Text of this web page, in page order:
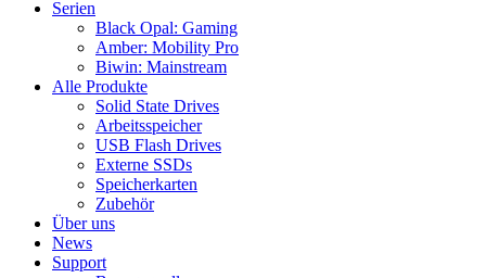
Serien
Black Opal: Gaming
Amber: Mobility Pro
Biwin: Mainstream
Alle Produkte
Solid State Drives
Arbeitsspeicher
USB Flash Drives
Externe SSDs
Speicherkarten
Zubehör
Über uns
News
Support